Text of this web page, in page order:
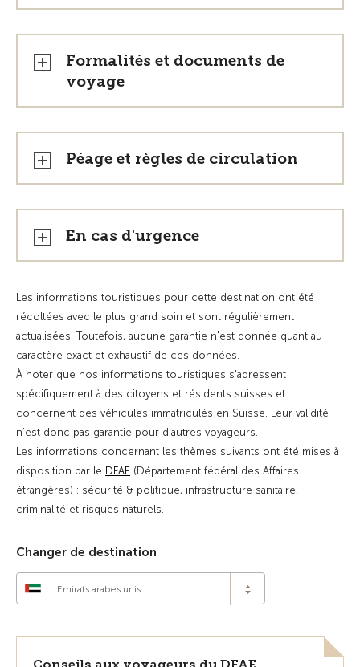
Formalités et documents de
voyage
Péage et règles de circulation
En cas d'urgence
Les informations touristiques pour cette destination ont été
récoltées avec le plus grand soin et sont régulièrement
actualisées. Toutefois, aucune garantie n'est donnée quant au
caractère exact et exhaustif de ces données.
À noter que nos informations touristiques s'adressent
spécifiquement à des citoyens et résidents suisses et
concernent des véhicules immatriculés en Suisse. Leur validité
n’est donc pas garantie pour d’autres voyageurs.
Les informations concernant les thèmes suivants ont été mises à
disposition par le DFAE (Département fédéral des Affaires
étrangères) : sécurité & politique, infrastructure sanitaire,
criminalité et risques naturels.
Changer de destination
Emirats arabes unis